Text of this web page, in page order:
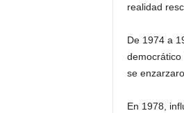
realidad
De 1974 a
democrático
se
En 1978,